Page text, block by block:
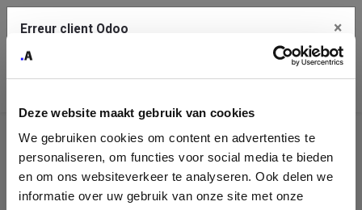
Deze website maakt gebruik van cookies
We gebruiken cookies om content en advertenties te
personaliseren, om functies voor social media te bieden
en om ons websiteverkeer te analyseren. Ook delen we
informatie over uw gebruik van onze site met onze
Identification
de
Erreur client Odoo ×
Une erreur s'est produite
Utilisez le bouton Copier pour reporter cette erreur à votre
service de support.